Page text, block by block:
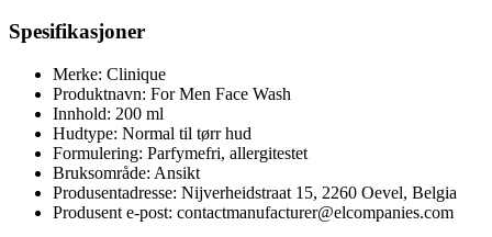
Spesifikasjoner
Merke: Clinique
Produktnavn: For Men Face Wash
Innhold: 200 ml
Hudtype: Normal til tørr hud
Formulering: Parfymefri, allergitestet
Bruksområde: Ansikt
Produsentadresse: Nijverheidstraat 15, 2260 Oevel, Belgia
Produsent e-post: contactmanufacturer@elcompanies.com